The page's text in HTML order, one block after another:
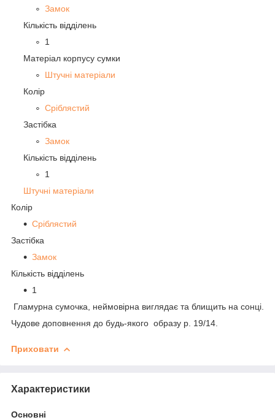
Замок
Кількість відділень
1
Матеріал корпусу сумки
Штучні матеріали
Колір
Сріблястий
Застібка
Замок
Кількість відділень
1
Штучні матеріали
Колір
Сріблястий
Застібка
Замок
Кількість відділень
1
Гламурна сумочка, неймовірна виглядає та блищить на сонці.
Чудове доповнення до будь-якого образу p. 19/14.
Приховати
Характеристики
Основні